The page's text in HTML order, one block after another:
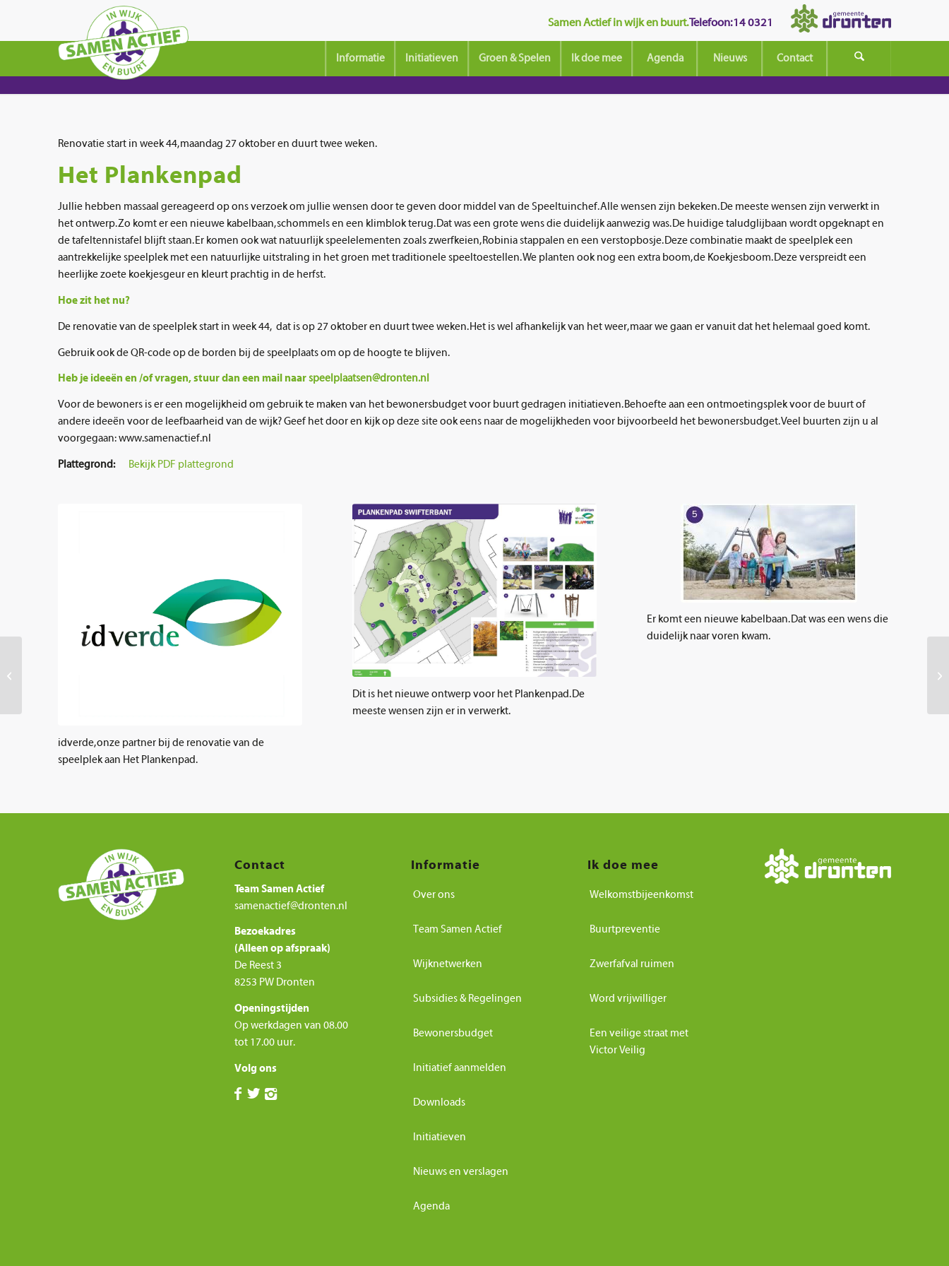
Samen Actief in wijk en buurt.Telefoon: 14 0321
Informatie Initiatieven Groen & Spelen Ik doe mee Agenda Nieuws Contact
Renovatie start in week 44, maandag 27 oktober en duurt twee weken.
Het Plankenpad
Jullie hebben massaal gereageerd op ons verzoek om jullie wensen door te geven door middel van de Speeltuinchef. Alle wensen zijn bekeken. De meeste wensen zijn verwerkt in
het ontwerp. Zo komt er een nieuwe kabelbaan, schommels en een klimblok terug. Dat was een grote wens die duidelijk aanwezig was. De huidige taludglijbaan wordt opgeknapt en
de tafeltennistafel blijft staan. Er komen ook wat natuurlijk speelelementen zoals zwerfkeien, Robinia stappalen en een verstopbosje. Deze combinatie maakt de speelplek een
aantrekkelijke speelplek met een natuurlijke uitstraling in het groen met traditionele speeltoestellen. We planten ook nog een extra boom, de Koekjesboom. Deze verspreidt een
heerlijke zoete koekjesgeur en kleurt prachtig in de herfst.
Hoe zit het nu?
De renovatie van de speelplek start in week 44, dat is op 27 oktober en duurt twee weken. Het is wel afhankelijk van het weer, maar we gaan er vanuit dat het helemaal goed komt.
Gebruik ook de QR-code op de borden bij de speelplaats om op de hoogte te blijven.
Heb je ideeën en /of vragen, stuur dan een mail naarspeelplaatsen@dronten.nl
Voor de bewoners is er een mogelijkheid om gebruik te maken van het bewonersbudget voor buurt gedragen initiatieven. Behoefte aan een ontmoetingsplek voor de buurt of
andere ideeën voor de leefbaarheid van de wijk? Geef het door en kijk op deze site ook eens naar de mogelijkheden voor bijvoorbeeld het bewonersbudget. Veel buurten zijn u al
voorgegaan: www.samenactief.nl
Plattegrond: Bekijk PDF plattegrond
idverde, onze partner bij de renovatie van de
speelplek aan Het Plankenpad.
Dit is het nieuwe ontwerp voor het Plankenpad. De
meeste wensen zijn er in verwerkt.
Er komt een nieuwe kabelbaan. Dat was een wens die
duidelijk naar voren kwam.
Contact
Team Samen Actief
samenactief@dronten.nl
Bezoekadres
(Alleen op afspraak)
De Reest 3
8253 PW Dronten
Openingstijden
Op werkdagen van 08.00
tot 17.00 uur.
Volg ons
Informatie
Over ons
Team Samen Actief
Wijknetwerken
Subsidies & Regelingen
Bewonersbudget
Initiatief aanmelden
Downloads
Initiatieven
Nieuws en verslagen
Agenda
Ik doe mee
Welkomstbijeenkomst
Buurtpreventie
Zwerfafval ruimen
Word vrijwilliger
Een veilige straat met
Victor Veilig